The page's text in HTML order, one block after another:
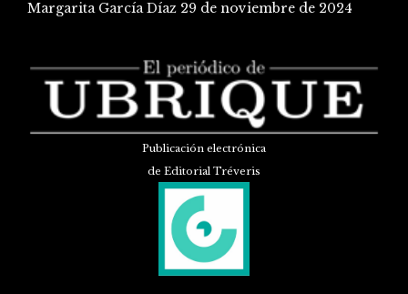
Margarita García Díaz 29 de noviembre de 2024
Publicación electrónica
de Editorial Tréveris